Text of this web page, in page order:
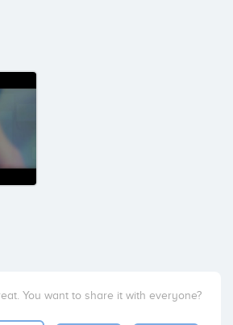
You want to share it with everyone?